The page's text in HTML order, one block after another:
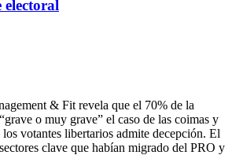
electoral
& Fit revela que el 70% de la
o muy grave” el caso de las coimas y
votantes libertarios admite decepción. El
clave que habían migrado del PRO y